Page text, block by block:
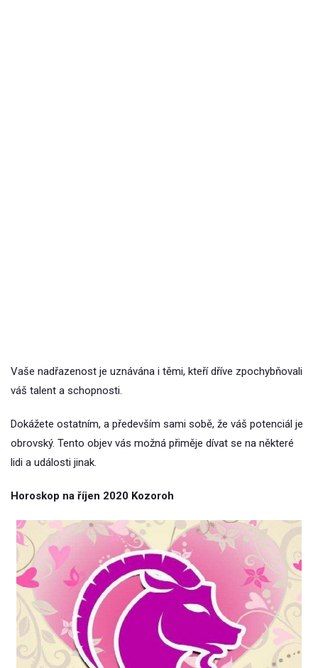
Vaše nadřazenost je uznávána i těmi, kteří dříve zpochybňovali
váš talent a schopnosti.
Dokážete ostatním, a především sami sobě, že váš potenciál je
obrovský. Tento objev vás možná přiměje dívat se na některé
lidi a události jinak.
Horoskop na říjen 2020 Kozoroh